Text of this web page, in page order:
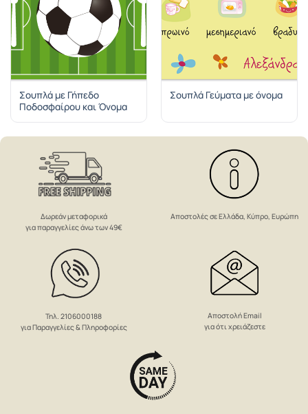
Σουπλά με Γήπεδο
Ποδοσφαίρου και Όνομα
Σουπλά Γεύματα με όνομα
Δωρεάν μεταφορικά
για παραγγελίες άνω των 49€
Αποστολές σε Ελλάδα, Κύπρο, Ευρώπη
Τηλ. 2106000188
για Παραγγελίες & Πληροφορίες
Αποστολή Email
για ότι χρειάζεστε